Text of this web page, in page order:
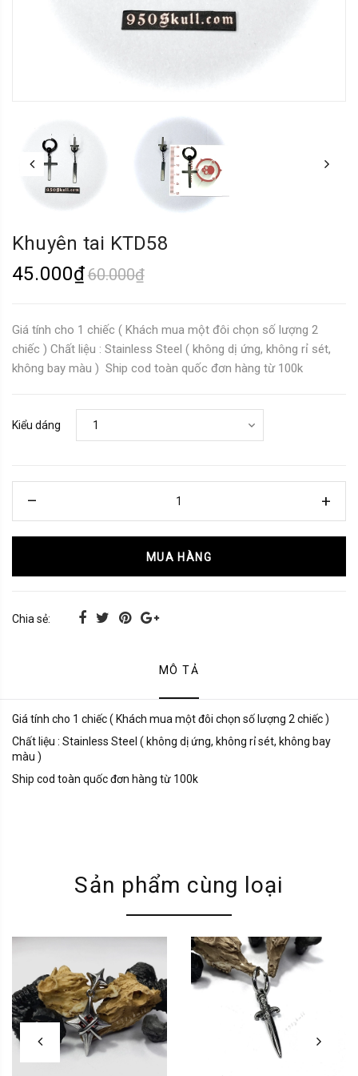
Khuyên tai KTD58
45.000₫60.000₫
Giá tính cho 1 chiếc ( Khách mua một đôi chọn số lượng 2
chiếc ) Chất liệu : Stainless Steel ( không dị ứng, không rỉ sét,
không bay màu ) Ship cod toàn quốc đơn hàng từ 100k
Kiểu dáng
MUA HÀNG
Chia sẻ:
MÔ TẢ
Giá tính cho 1 chiếc ( Khách mua một đôi chọn số lượng 2 chiếc )
Chất liệu : Stainless Steel ( không dị ứng, không rỉ sét, không bay
màu )
Ship cod toàn quốc đơn hàng từ 100k
Sản phẩm cùng loại